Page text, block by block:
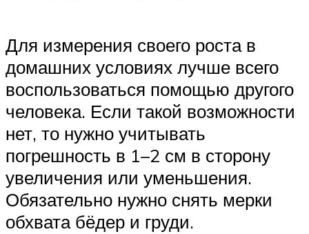
Для измерения своего роста в
домашних условиях лучше всего
воспользоваться помощью другого
человека. Если такой возможности
нет, то нужно учитывать
погрешность в 1–2 см в сторону
увеличения или уменьшения.
Обязательно нужно снять мерки
обхвата бёдер и груди.